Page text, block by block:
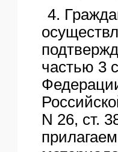
4.
частью 3
N 26, ст.